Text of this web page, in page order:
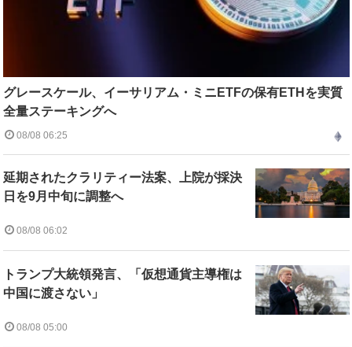
グレースケール、イーサリアム・ミニETFの保有ETHを実質
全量ステーキングへ
08/08 06:25
延期されたクラリティー法案、上院が採決
日を9月中旬に調整へ
08/08 06:02
トランプ大統領発言、「仮想通貨主導権は
中国に渡さない」
08/08 05:00